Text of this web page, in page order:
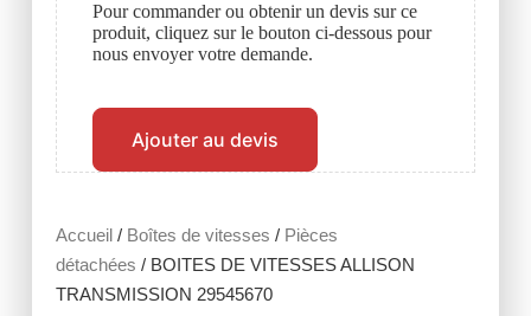
Accueil/ Boîtes de vitesses / Pièces
détachées / BOITES DE VITESSES ALLISON
TRANSMISSION 29545670
Pour commander ou obtenir un devis sur ce
produit, cliquez sur le bouton ci-dessous pour
nous envoyer votre demande.
Ajouter au devis